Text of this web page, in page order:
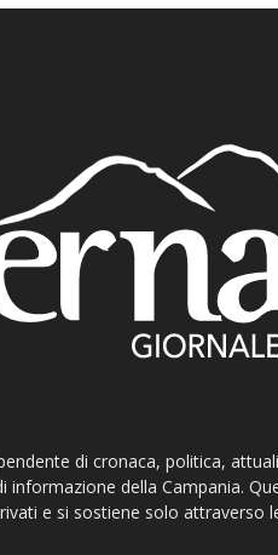
di cronaca, politica,
informazione della Campania.
e si sostiene solo attraverso